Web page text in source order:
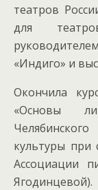
театров
для
«Индиго» и
Окончила
«Основы
культуры при
Ассоциации